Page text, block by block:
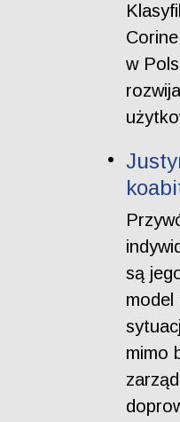
w
są
model
mimo